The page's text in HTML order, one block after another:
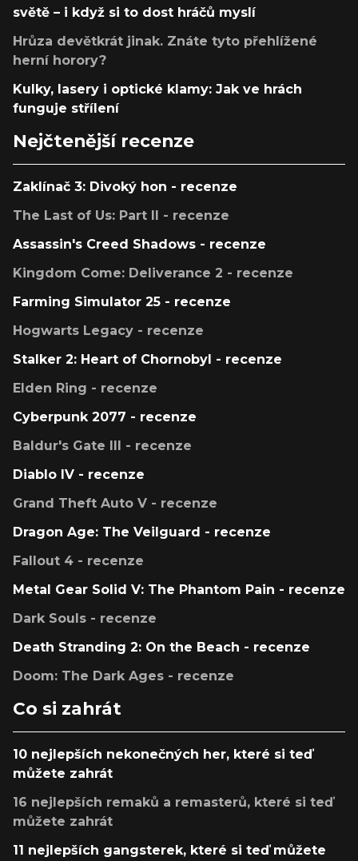
světě – i když si to dost hráčů myslí
Hrůza devětkrát jinak. Znáte tyto přehlížené
herní horory?
Kulky, lasery i optické klamy: Jak ve hrách
funguje střílení
Nejčtenější recenze
Zaklínač 3: Divoký hon - recenze
The Last of Us: Part II - recenze
Assassin's Creed Shadows - recenze
Kingdom Come: Deliverance 2 - recenze
Farming Simulator 25 - recenze
Hogwarts Legacy - recenze
Stalker 2: Heart of Chornobyl - recenze
Elden Ring - recenze
Cyberpunk 2077 - recenze
Baldur's Gate III - recenze
Diablo IV - recenze
Grand Theft Auto V - recenze
Dragon Age: The Veilguard - recenze
Fallout 4 - recenze
Metal Gear Solid V: The Phantom Pain - recenze
Dark Souls - recenze
Death Stranding 2: On the Beach - recenze
Doom: The Dark Ages - recenze
Co si zahrát
10 nejlepších nekonečných her, které si teď
můžete zahrát
16 nejlepších remaků a remasterů, které si teď
můžete zahrát
11 nejlepších gangsterek, které si teď můžete